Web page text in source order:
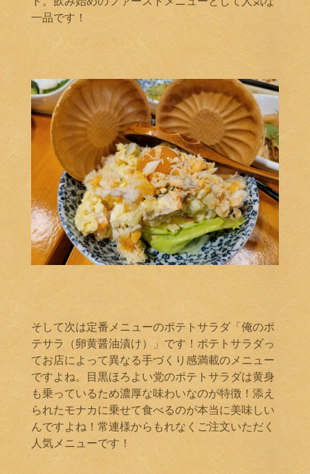
一品です！
そして次は定番メニューのポテトサラダ「俺のポ
テサラ（卵黄醤油漬け）」です！ポテトサラダっ
てお店によって異なる手づくり感満載のメニュー
ですよね。目黒ほろよい党のポテトサラダは黄身
も乗っているため濃厚な味わいなのが特徴！添え
られたモナカに乗せて食べるのが本当に美味しい
んですよね！常連様からもれなくご注文いただく
人気メニューです！